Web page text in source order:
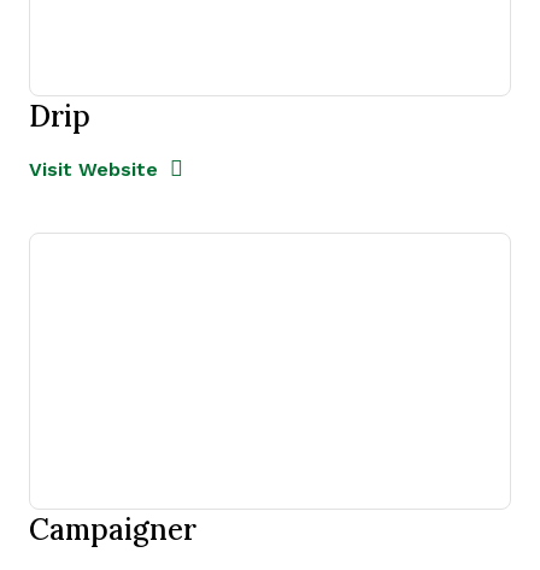
Drip
Visit Website Opens New Window
Campaigner